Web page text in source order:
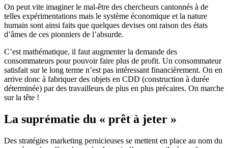
On peut vite imaginer le mal-être des chercheurs cantonnés à de
telles expérimentations mais le système économique et la nature
humain sont ainsi faits que quelques devises ont raison des états
d’âmes de ces pionniers de l’absurde.
C’est mathématique, il faut augmenter la demande des
consommateurs pour pouvoir faire plus de profit. Un consommateur
satisfait sur le long terme n’est pas intéressant financièrement. On en
arrive donc à fabriquer des objets en CDD (construction à durée
déterminée) par des travailleurs de plus en plus précaires. On marche
sur la tête !
La suprématie du « prêt à jeter »
Des stratégies marketing pernicieuses se mettent en place au nom du